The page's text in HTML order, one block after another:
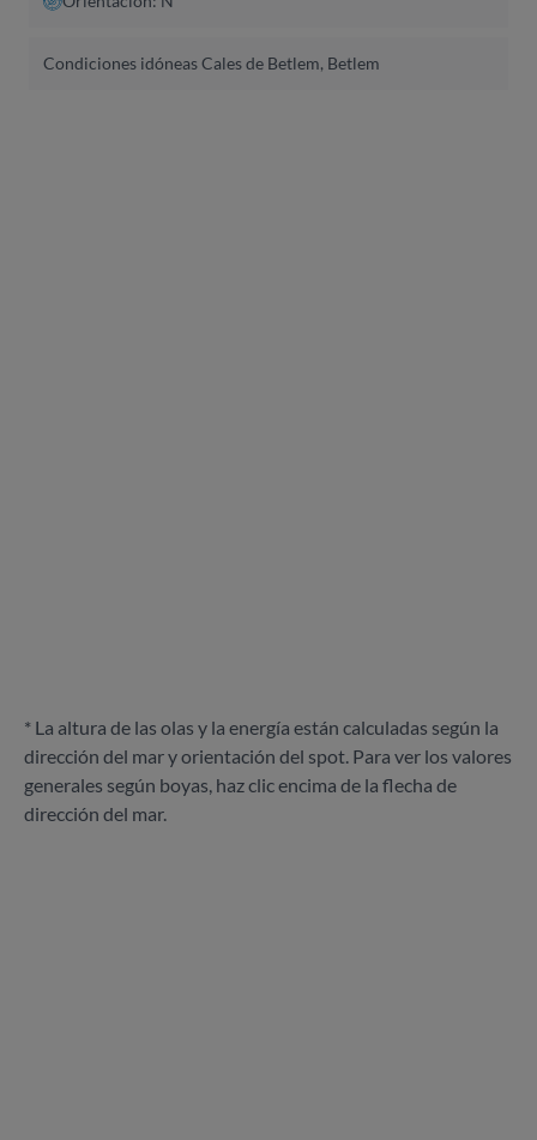
Condiciones idóneas Cales de Betlem, Betlem
* La altura de las olas y la energía están calculadas según la
dirección del mar y orientación del spot. Para ver los valores
generales según boyas, haz clic encima de la flecha de
dirección del mar.